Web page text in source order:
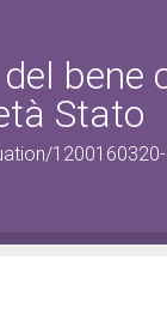
bene
Stato